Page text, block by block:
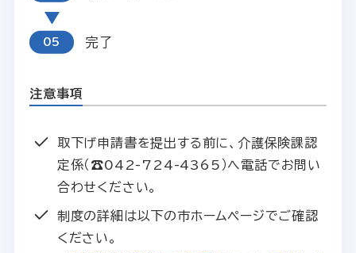
完了
注意事項
取下げ申請書を提出する前に、介護保険課認
定係（☎042-724-4365）へ電話でお問い
合わせください。
制度の詳細は以下の市ホームページでご確認
ください。